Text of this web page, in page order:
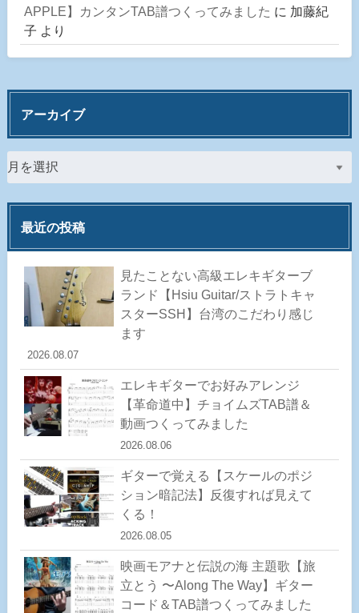
APPLE】カンタンTAB譜つくってみました に 加藤紀
子 より
アーカイブ
最近の投稿
見たことない高級エレキギターブ
ランド【Hsiu Guitar/ストラトキャ
スターSSH】台湾のこだわり感じ
ます
2026.08.07
エレキギターでお好みアレンジ
【革命道中】チョイムズTAB譜＆
動画つくってみました
2026.08.06
ギターで覚える【スケールのポジ
ション暗記法】反復すれば見えて
くる！
2026.08.05
映画モアナと伝説の海 主題歌【旅
立とう 〜Along The Way】ギター
コード＆TAB譜つくってみました